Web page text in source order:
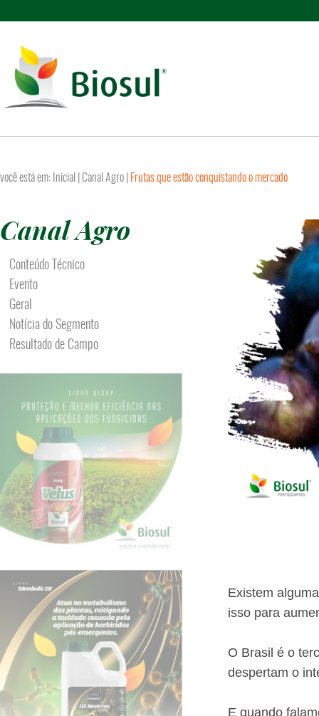
você está em: Inicial Canal Agro Frutas que estão conquistando o mercado
Canal Agro
Conteúdo Técnico
Evento
Geral
Notícia do Segmento
Resultado de Campo
Existem
isso para
O Brasil é o
despertam o
E quando